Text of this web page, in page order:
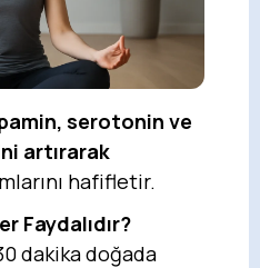
serotonin ve
artırarak
hafifletir.
Faydalıdır?
dakika doğada